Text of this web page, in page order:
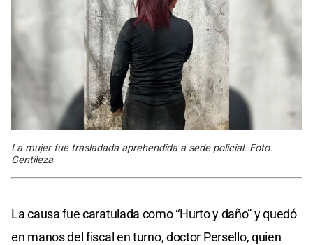
La mujer fue trasladada aprehendida a sede policial. Foto:
Gentileza
La causa fue caratulada como “Hurto y daño” y quedó
en manos del fiscal en turno, doctor Persello, quien